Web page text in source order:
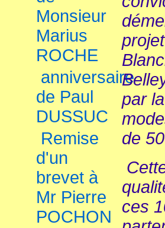
Monsieur
Marius
ROCHE
anniversaire
de Paul
DUSSUC
Remise
d'un
brevet à
Mr Pierre
POCHON
par
de
ces